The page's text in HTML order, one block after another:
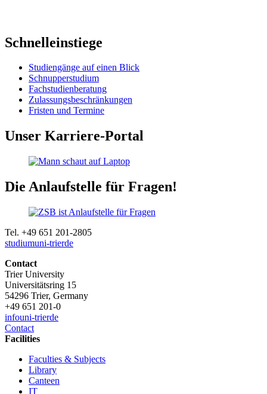
Schnelleinstiege
Studiengänge auf einen Blick
Schnupperstudium
Fachstudienberatung
Zulassungsbeschränkungen
Fristen und Termine
Unser Karriere-Portal
Die Anlaufstelle für Fragen!
Tel. +49 651 201-2805
studiumuni-trierde
Contact
Trier University
Universitätsring 15
54296 Trier, Germany
+49 651 201-0
infouni-trierde
Contact
Facilities
Faculties & Subjects
Library
Canteen
IT